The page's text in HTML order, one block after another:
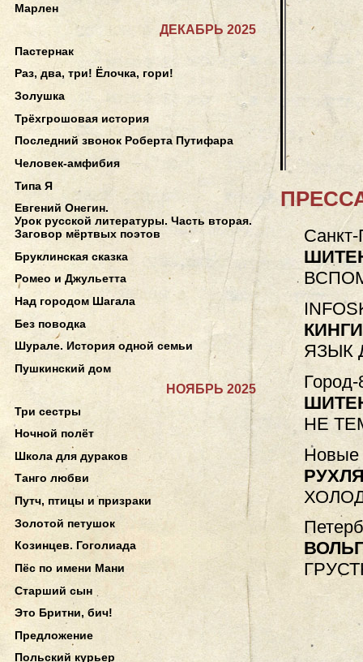
ЯЗЫК
НЕ
Новые
Марлен
ДЕКАБРЬ 2025
Пастернак
Раз, два, три! Ёлочка, гори!
Золушка
Трёхгрошовая история
Последний звонок Роберта Путифара
Человек-амфибия
Типа Я
Евгений Онегин.
Урок русской литературы. Часть вторая.
Заговор мёртвых поэтов
Бруклинская сказка
Ромео и Джульетта
Над городом Шагала
Без поводка
Шурале. История одной семьи
Пушкинский дом
НОЯБРЬ 2025
Три сестры
Ночной полёт
Школа для дураков
Танго любви
Путч, птицы и призраки
Золотой петушок
Козинцев. Гоголиада
Пёс по имени Мани
Старший сын
Это Бритни, бич!
Предложение
Польский курьер